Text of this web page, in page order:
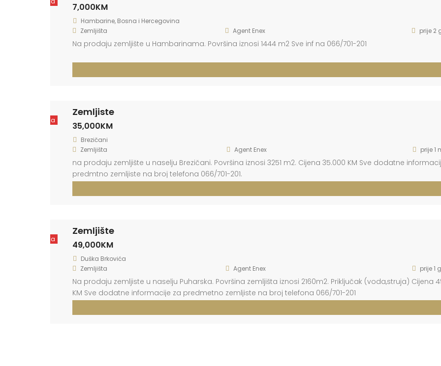
7,000KM
Hambarine, Bosna i Hercegovina
Zemljišta
Agent Enex prije 2
Na prodaju zemljište u Hambarinama. Površina iznosi 1444 m2 Sve inf na 066/701-201
Prodaja
Zemljiste
35,000KM
Brezičani
Zemljišta
Agent Enex prije 1
na prodaju zemljište u naselju Brezičani. Površina iznosi 3251 m2. Cijena 35.000 KM Sve dodatne
predmtno zemljiste na broj telefona 066/701-201.
Prodaja
Zemljište
49,000KM
Duška Brkovića
Zemljišta
Agent Enex prije 1
Na prodaju zemljiste u naselju Puharska. Površina zemljišta iznosi 2160m2. Priključak (voda,struja) Cijena
KM Sve dodatne informacije za predmetno zemljiste na broj telefona 066/701-201